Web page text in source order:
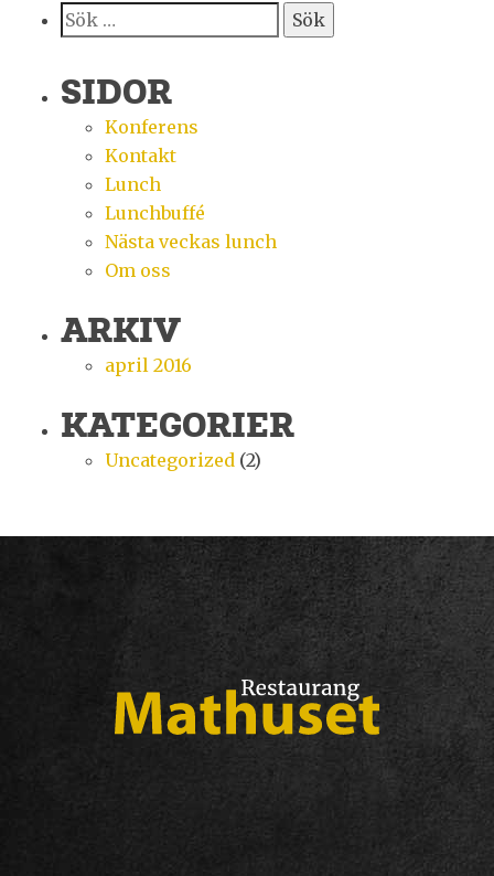
Sök
efter:
SIDOR
Konferens
Kontakt
Lunch
Lunchbuffé
Nästa veckas lunch
Om oss
ARKIV
april 2016
KATEGORIER
Uncategorized (2)